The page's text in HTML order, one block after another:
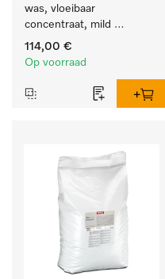
was, vloeibaar
concentraat, mild
alkalisch, 20 l voor het
reinigen van bonte was
114,00 €
Op voorraad